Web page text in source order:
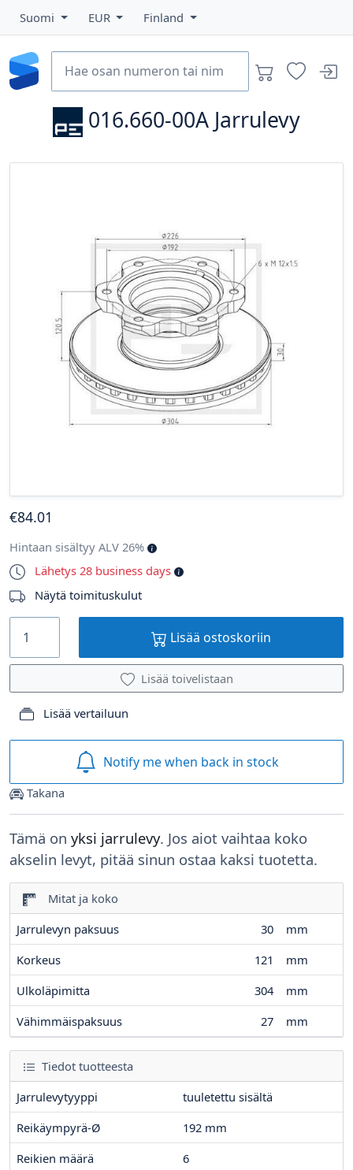
Suomi EUR Finland
016.660-00A Jarrulevy
Takana
Tämä on yksi jarrulevy. Jos aiot vaihtaa koko
akselin levyt, pitää sinun ostaa kaksi tuotetta.
Mitat ja koko
Jarrulevyn paksuus
30
mm
Korkeus
121
mm
Ulkoläpimitta
304
mm
Vähimmäispaksuus
27 mm
Tiedot tuotteesta
Jarrulevytyyppi
tuuletettu sisältä
Reikäympyrä-Ø
192 mm
Reikien määrä
6
€84.01
Hintaan sisältyy ALV 26%
Lähetys 28 business days
Näytä toimituskulut
Lisää ostoskoriin
Lisää toivelistaan
Lisää vertailuun
Notify me when back in stock